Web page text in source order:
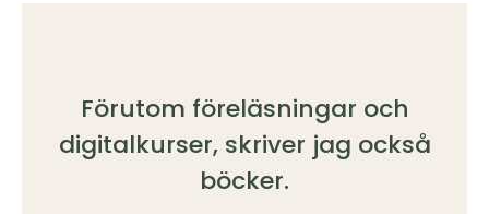
Förutom föreläsningar och
digitalkurser, skriver jag också
böcker.